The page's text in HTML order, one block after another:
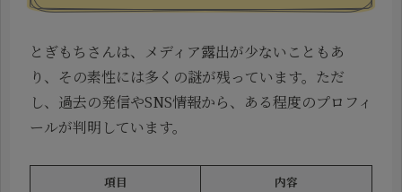
とぎもちさんは、メディア露出が少ないこともあ
り、その素性には多くの謎が残っています。ただ
し、過去の発信やSNS情報から、ある程度のプロフィ
ールが判明しています。
項目
内容